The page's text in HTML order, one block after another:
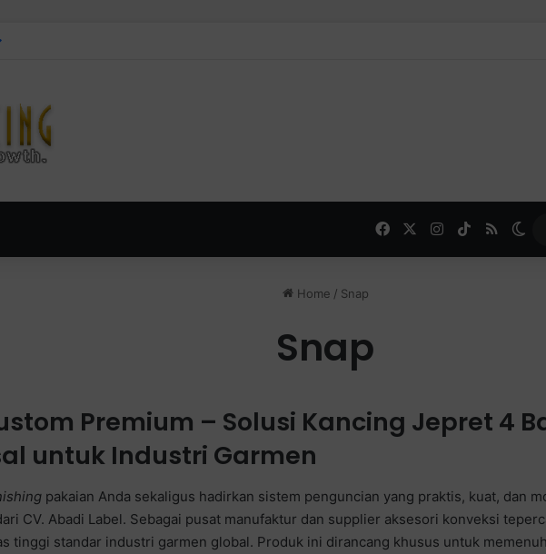
Facebook Instagram
TikTok
RSS
Home / Snap
Snap
Premium – Solusi Kancing Jepret 4
untuk Industri Garmen
pakaian Anda sekaligus hadirkan sistem penguncian yang praktis, kuat, dan
CV. Abadi Label. Sebagai pusat manufaktur dan supplier aksesori konveksi
tinggi standar industri garmen global. Produk ini dirancang khusus untuk